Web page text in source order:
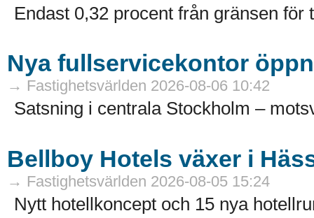
Endast 0,32 procent från gränsen för
Nya fullservicekontor
→ Fastighetsvärlden 2026-08-06 10:42
Satsning i centrala Stockholm –
Bellboy Hotels växer i
→ Fastighetsvärlden 2026-08-05 15:24
Nytt hotellkoncept och 15 nya